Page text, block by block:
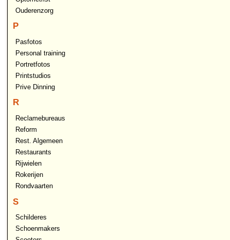
Ouderenzorg
P
Pasfotos
Personal training
Portretfotos
Printstudios
Prive Dinning
R
Reclamebureaus
Reform
Rest. Algemeen
Restaurants
Rijwielen
Rokerijen
Rondvaarten
S
Schilderes
Schoenmakers